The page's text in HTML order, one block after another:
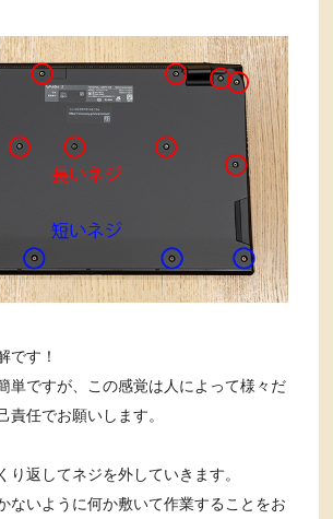
です！
単ですが、この感覚は人によって様々だ
責任でお願いします。
り返してネジを外していきます。
ないように何か敷いて作業することをお